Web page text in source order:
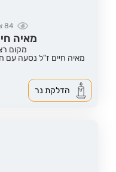
84
מאיה
מקום
מאיה חיים ז"ל נסעה עם
הדלקת נר